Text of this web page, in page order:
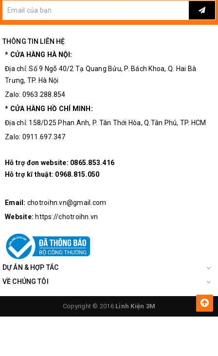
Kích thước của vam tháo vòng bi
THÔNG TIN LIÊN HỆ
* CỬA HÀNG HÀ NỘI:
Địa chỉ: Số 9 Ngõ 40/2 Tạ Quang Bửu, P. Bách Khoa, Q. Hai Bà
Trưng, TP. Hà Nội
Zalo: 0963.288.854
* CỬA HÀNG HỒ CHÍ MINH:
Địa chỉ: 158/D25 Phan Anh, P. Tân Thới Hòa, Q.Tân Phú, TP. HCM
Zalo: 0911.697.347
Hỗ trợ đơn website: 0865.853.416
Hỗ trợ kĩ thuật: 0968.815.050
Email: chotroihn.vn@gmail.com
Website: https://chotroihn.vn
DỰ ÁN & HỢP TÁC
VỀ CHÚNG TÔI
Copyright © 2016 Linh Kiện 3M